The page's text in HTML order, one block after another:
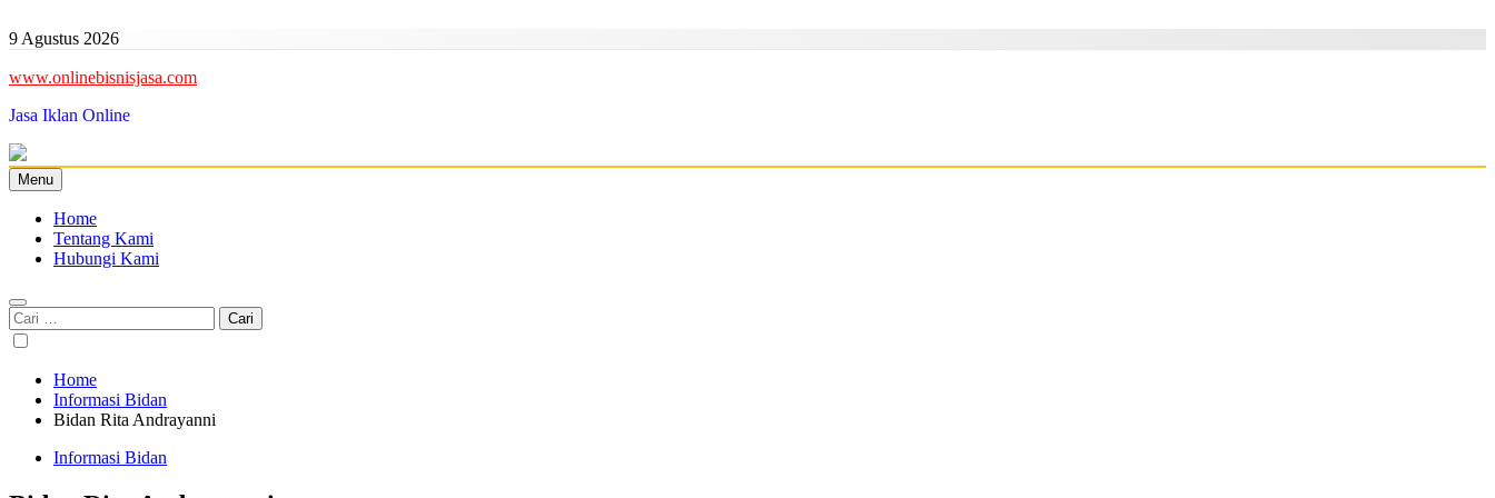
to
9 Agustus 2026
www.onlinebisnisjasa.com
Jasa Iklan Online
Menu
Home
Tentang Kami
Hubungi Kami
Cari
untuk:
Home
Informasi Bidan
Bidan Rita Andrayanni
Informasi Bidan